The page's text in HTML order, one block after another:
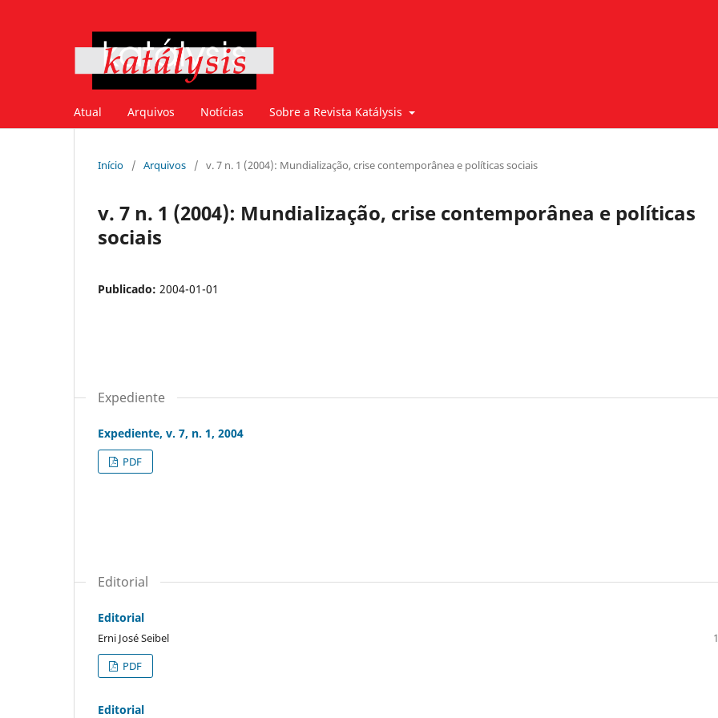
Atual Arquivos Notícias Sobre a Revista Katálysis
Início / Arquivos / v. 7 n. 1 (2004): Mundialização, crise contemporânea e políticas sociais
v. 7 n. 1 (2004): Mundialização, crise contemporânea e políticas
sociais
Publicado: 2004-01-01
Expediente
Expediente, v. 7, n. 1, 2004
PDF
Editorial
Editorial
Erni José Seibel
PDF
Editorial